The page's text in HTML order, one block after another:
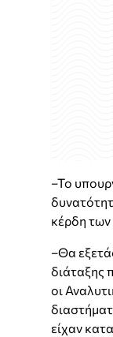
–Το
κέρδη των
–Θα
διάταξης
οι
είχαν